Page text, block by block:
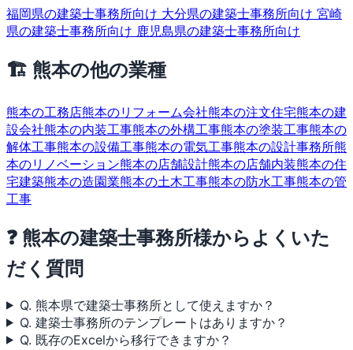
福岡県の建築士事務所向け 大分県の建築士事務所向け 宮崎
県の建築士事務所向け 鹿児島県の建築士事務所向け
🏗 熊本の他の業種
熊本の工務店熊本のリフォーム会社熊本の注文住宅熊本の建
設会社熊本の内装工事熊本の外構工事熊本の塗装工事熊本の
解体工事熊本の設備工事熊本の電気工事熊本の設計事務所熊
本のリノベーション熊本の店舗設計熊本の店舗内装熊本の住
宅建築熊本の造園業熊本の土木工事熊本の防水工事熊本の管
工事
❓ 熊本の建築士事務所様からよくいた
だく質問
Q. 熊本県で建築士事務所として使えますか？
Q. 建築士事務所のテンプレートはありますか？
Q. 既存のExcelから移行できますか？